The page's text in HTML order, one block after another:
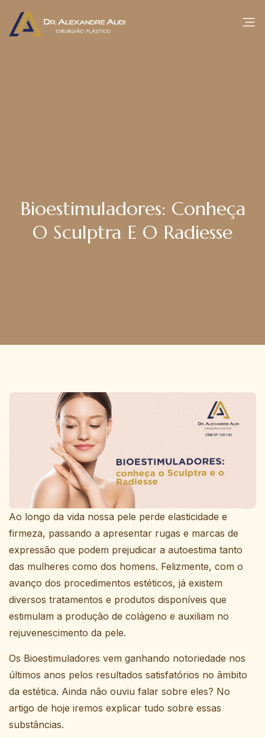
Bioestimuladores: Conheça
O Sculptra E O Radiesse
Ao longo da vida nossa pele perde elasticidade e
firmeza, passando a apresentar rugas e marcas de
expressão que podem prejudicar a autoestima tanto
das mulheres como dos homens. Felizmente, com o
avanço dos procedimentos estéticos, já existem
diversos tratamentos e produtos disponíveis que
estimulam a produção de colágeno e auxiliam no
rejuvenescimento da pele.
Os Bioestimuladores vem ganhando notoriedade nos
últimos anos pelos resultados satisfatórios no âmbito
da estética. Ainda não ouviu falar sobre eles? No
artigo de hoje iremos explicar tudo sobre essas
substâncias.